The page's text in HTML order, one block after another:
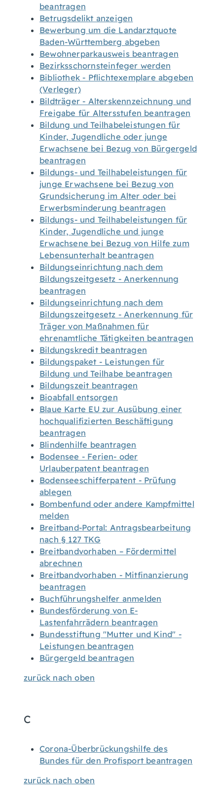
beantragen
Betrugsdelikt anzeigen
Bewerbung um die Landarztquote
Baden-Württemberg abgeben
Bewohnerparkausweis beantragen
Bezirksschornsteinfeger werden
Bibliothek - Pflichtexemplare abgeben
(Verleger)
Bildträger - Alterskennzeichnung und
Freigabe für Altersstufen beantragen
Bildung und Teilhabeleistungen für
Kinder, Jugendliche oder junge
Erwachsene bei Bezug von Bürgergeld
beantragen
Bildungs- und Teilhabeleistungen für
junge Erwachsene bei Bezug von
Grundsicherung im Alter oder bei
Erwerbsminderung beantragen
Bildungs- und Teilhabeleistungen für
Kinder, Jugendliche und junge
Erwachsene bei Bezug von Hilfe zum
Lebensunterhalt beantragen
Bildungseinrichtung nach dem
Bildungszeitgesetz - Anerkennung
beantragen
Bildungseinrichtung nach dem
Bildungszeitgesetz - Anerkennung für
Träger von Maßnahmen für
ehrenamtliche Tätigkeiten beantragen
Bildungskredit beantragen
Bildungspaket - Leistungen für
Bildung und Teilhabe beantragen
Bildungszeit beantragen
Bioabfall entsorgen
Blaue Karte EU zur Ausübung einer
hochqualifizierten Beschäftigung
beantragen
Blindenhilfe beantragen
Bodensee - Ferien- oder
Urlauberpatent beantragen
Bodenseeschifferpatent - Prüfung
ablegen
Bombenfund oder andere Kampfmittel
melden
Breitband-Portal: Antragsbearbeitung
nach § 127 TKG
Breitbandvorhaben – Fördermittel
abrechnen
Breitbandvorhaben - Mitfinanzierung
beantragen
Buchführungshelfer anmelden
Bundesförderung von E-
Lastenfahrrädern beantragen
Bundesstiftung "Mutter und Kind" -
Leistungen beantragen
Bürgergeld beantragen
zurück nach oben
C
Corona-Überbrückungshilfe des
Bundes für den Profisport beantragen
zurück nach oben